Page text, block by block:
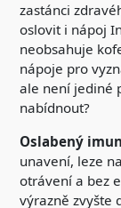
zastánci
oslovit i nápoj
neobsahuje
nápoje pro
ale není jediné
nabídnout?
Oslabený
unavení, leze
otrávení a bez
výrazně zvyšte